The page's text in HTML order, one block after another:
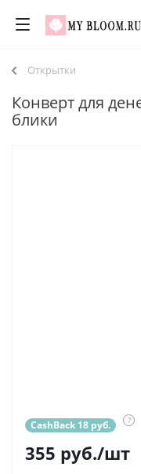
Открытки
Конверт для
блики
CashBack 18 руб. ?
355 руб./шт